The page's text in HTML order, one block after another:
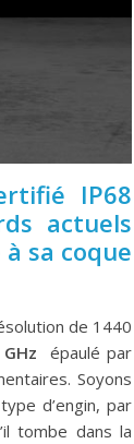
IP68
actuels
sa coque
de 1440
épaulé par
Soyons
d’engin, par
tombe dans la